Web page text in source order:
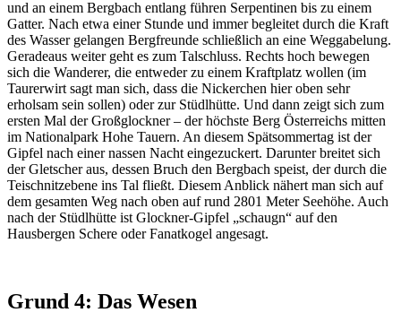
und an einem Bergbach entlang führen Serpentinen bis zu einem
Gatter. Nach etwa einer Stunde und immer begleitet durch die Kraft
des Wasser gelangen Bergfreunde schließlich an eine Weggabelung.
Geradeaus weiter geht es zum Talschluss. Rechts hoch bewegen
sich die Wanderer, die entweder zu einem Kraftplatz wollen (im
Taurerwirt sagt man sich, dass die Nickerchen hier oben sehr
erholsam sein sollen) oder zur Stüdlhütte. Und dann zeigt sich zum
ersten Mal der Großglockner – der höchste Berg Österreichs mitten
im Nationalpark Hohe Tauern. An diesem Spätsommertag ist der
Gipfel nach einer nassen Nacht eingezuckert. Darunter breitet sich
der Gletscher aus, dessen Bruch den Bergbach speist, der durch die
Teischnitzebene ins Tal fließt. Diesem Anblick nähert man sich auf
dem gesamten Weg nach oben auf rund 2801 Meter Seehöhe. Auch
nach der Stüdlhütte ist Glockner-Gipfel „schaugn“ auf den
Hausbergen Schere oder Fanatkogel angesagt.
Grund 4: Das Wesen